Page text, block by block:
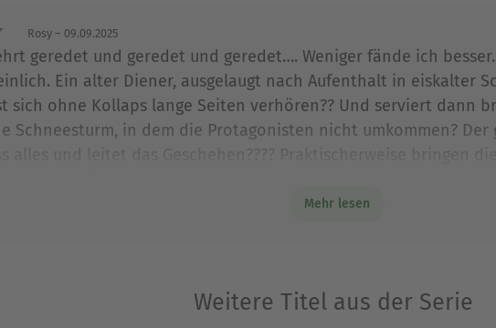
Rosy – 09.09.2025
geredet und geredet und geredet…. Weniger fände ich
Ein alter Diener, ausgelaugt nach Aufenthalt in eiskalter
sich ohne Kollaps lange Seiten verhören?? Und serviert dann
Schneesturm, in dem die Protagonisten nicht umkommen? Der
fort….. So viel Unsinn auf einmal! Also nach zwei Büchern
Mehr lesen
Weitere Titel aus der Serie